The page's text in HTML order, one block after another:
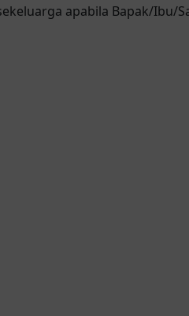
apabila Bapak/